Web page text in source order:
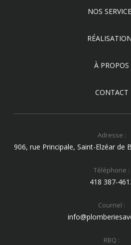
NOS
À PROPOS
CONTACT
Adresse :
906, rue Principale, Saint-Elzéar de
Téléphone :
418 387-
Courriel :
RBQ :